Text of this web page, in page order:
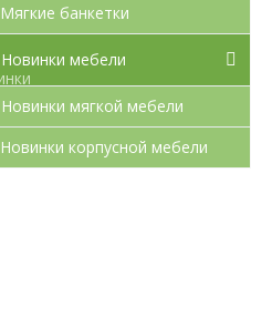
Мягкие банкетки
Новинки мебели
Новинки мягкой мебели
Новинки корпусной мебели